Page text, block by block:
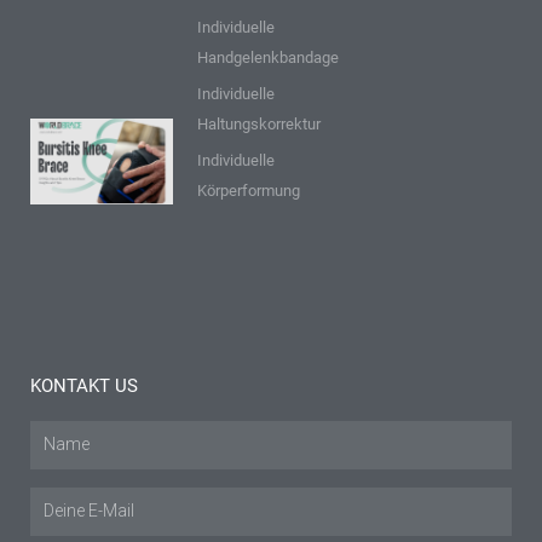
9 FAQs zur
Bursitis-
Knieschiene:
Individuelle
Handgelenkbandage
Individuelle
Haltungskorrektur
Individuelle
Körperformung
KONTAKT US
Name